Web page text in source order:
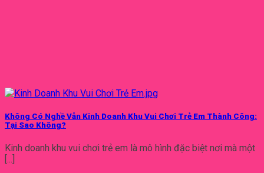
Không Có Nghề Vẫn Kinh Doanh Khu Vui Chơi Trẻ Em Thành Công:
Tại Sao Không?
Kinh doanh khu vui chơi trẻ em là mô hình đặc biệt nơi mà một
[...]